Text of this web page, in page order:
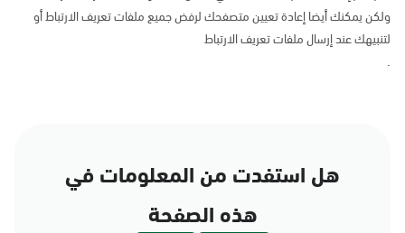
ولكن يمكنك أيضا إعادة تعيين متصفحك لرفض جميع ملفات تعريف الارتباط أو
لتنبيهك عند إرسال ملفات تعريف الارتباط
.
هل استفدت من المعلومات في
هذه الصفحة